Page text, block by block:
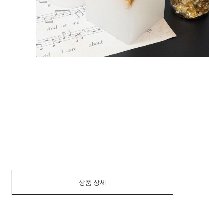
상품 상세